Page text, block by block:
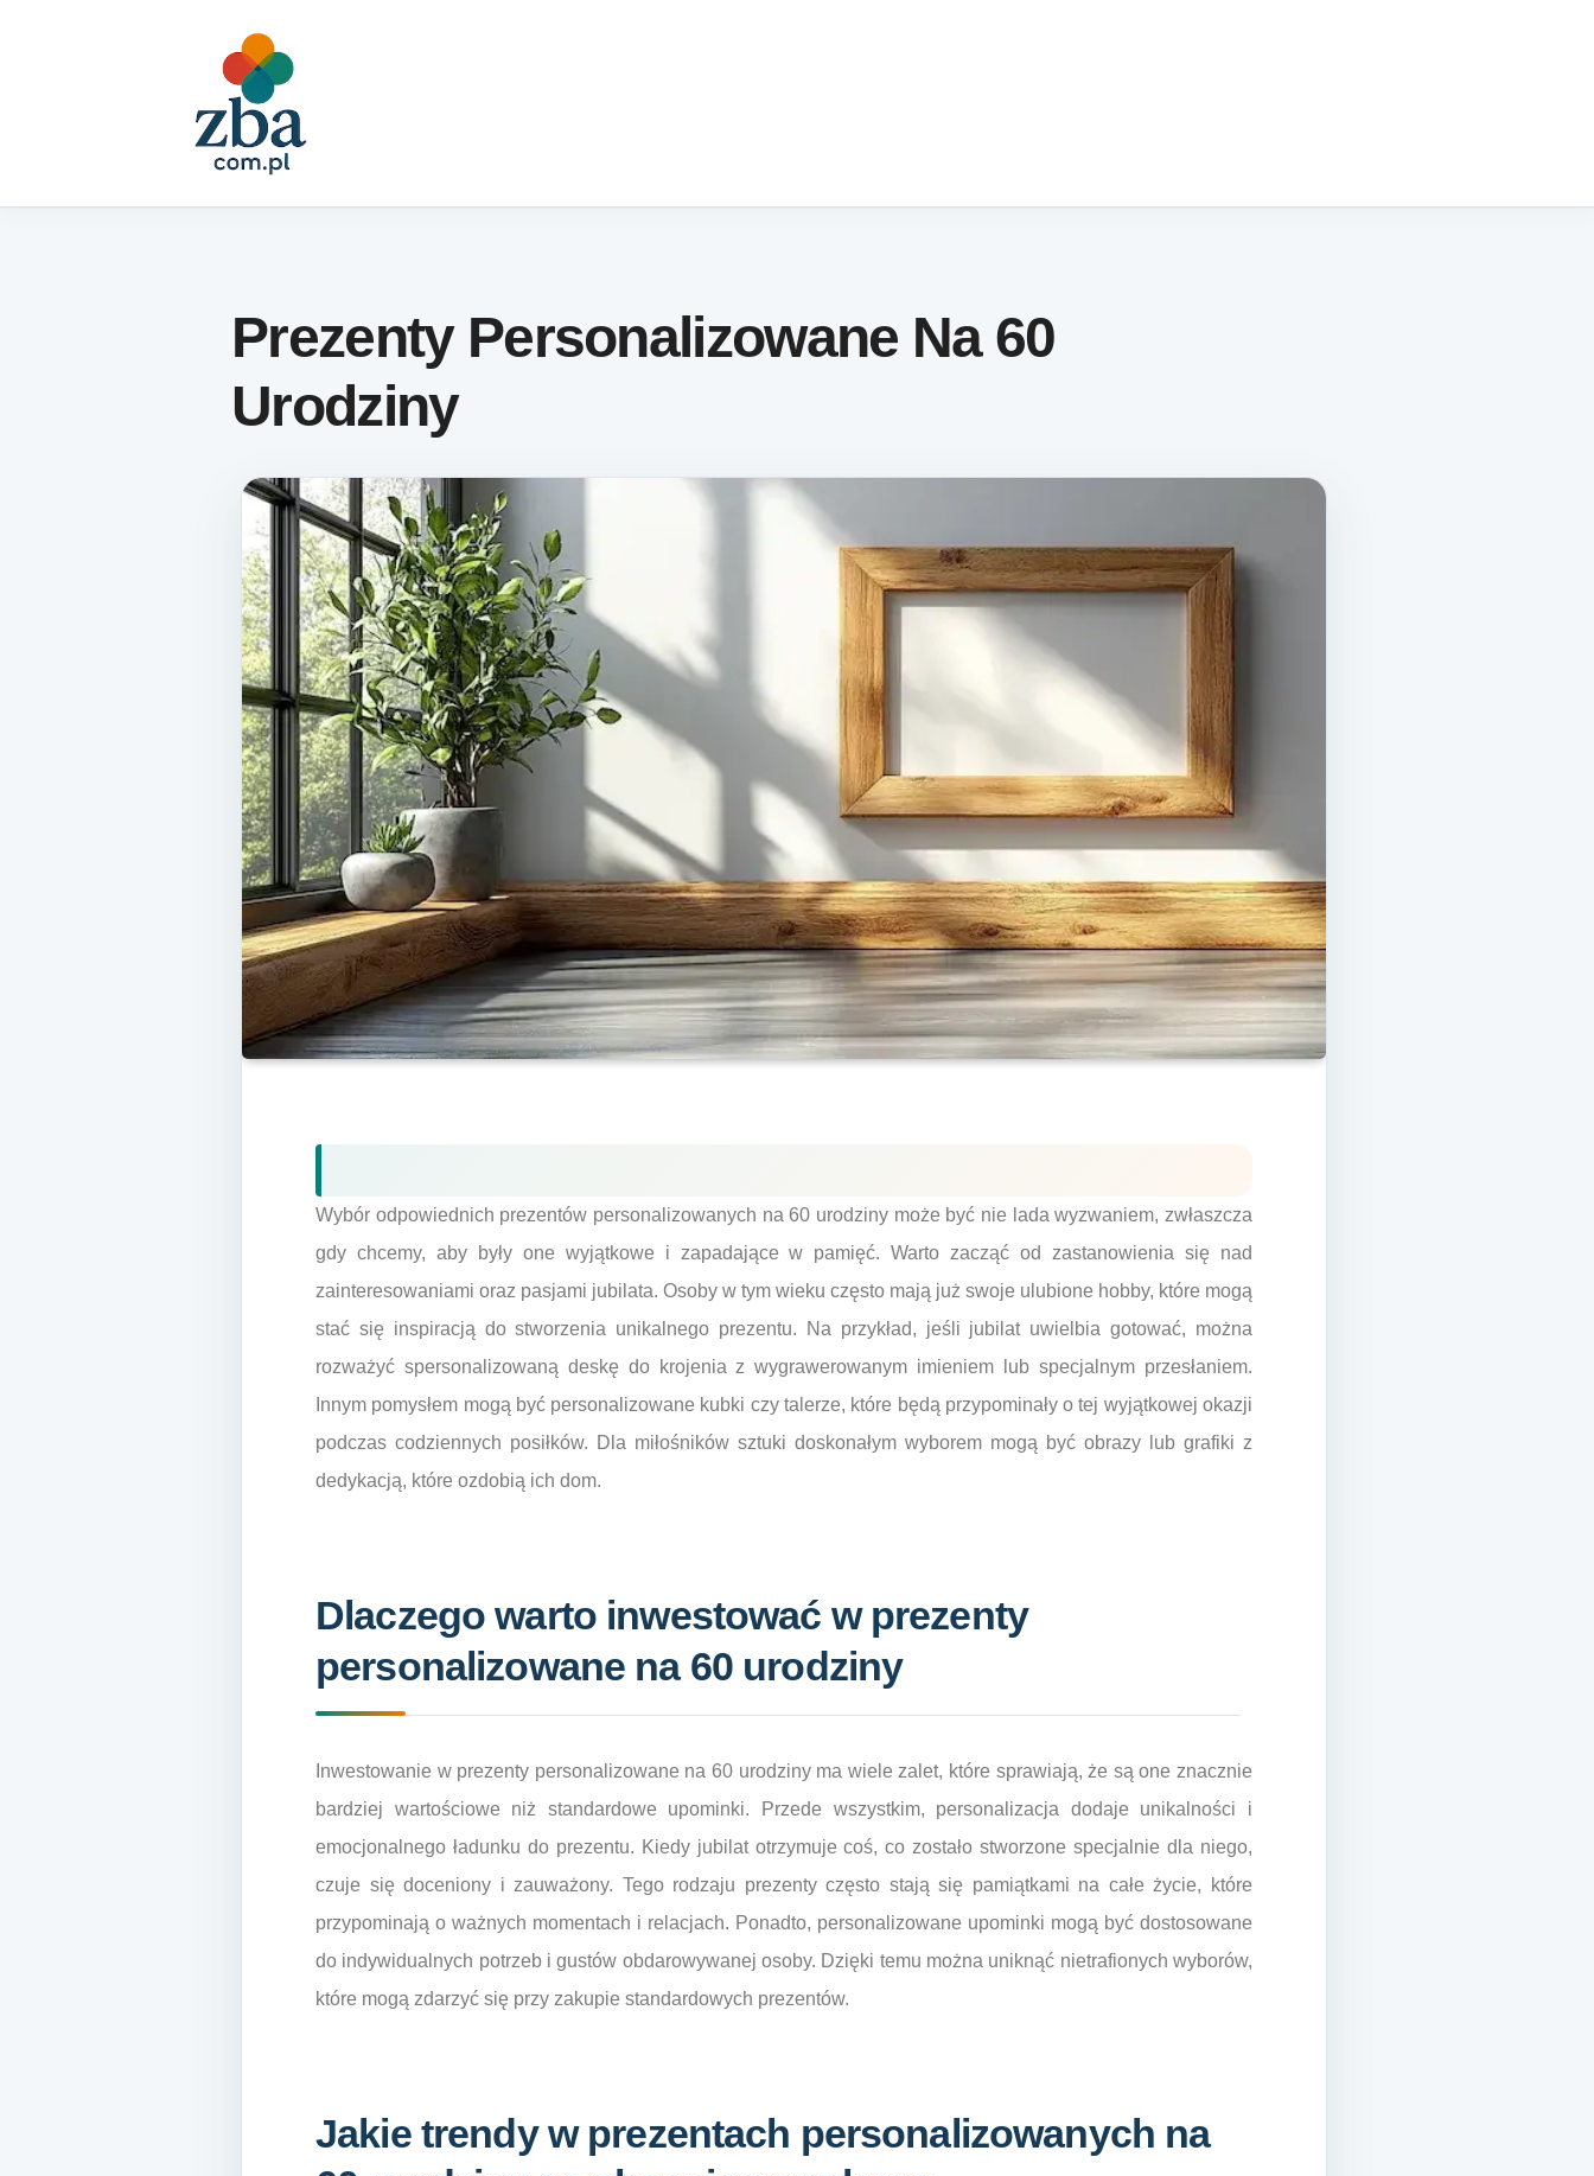
Prezenty Personalizowane Na 60
Urodziny
Wybór odpowiednich prezentów personalizowanych na 60 urodziny może być nie lada wyzwaniem, zwłaszcza
gdy chcemy, aby były one wyjątkowe i zapadające w pamięć. Warto zacząć od zastanowienia się nad
zainteresowaniami oraz pasjami jubilata. Osoby w tym wieku często mają już swoje ulubione hobby, które mogą
stać się inspiracją do stworzenia unikalnego prezentu. Na przykład, jeśli jubilat uwielbia gotować, można
rozważyć spersonalizowaną deskę do krojenia z wygrawerowanym imieniem lub specjalnym przesłaniem.
Innym pomysłem mogą być personalizowane kubki czy talerze, które będą przypominały o tej wyjątkowej okazji
podczas codziennych posiłków. Dla miłośników sztuki doskonałym wyborem mogą być obrazy lub grafiki z
dedykacją, które ozdobią ich dom.
Dlaczego warto inwestować w prezenty
personalizowane na 60 urodziny
Inwestowanie w prezenty personalizowane na 60 urodziny ma wiele zalet, które sprawiają, że są one znacznie
bardziej wartościowe niż standardowe upominki. Przede wszystkim, personalizacja dodaje unikalności i
emocjonalnego ładunku do prezentu. Kiedy jubilat otrzymuje coś, co zostało stworzone specjalnie dla niego,
czuje się doceniony i zauważony. Tego rodzaju prezenty często stają się pamiątkami na całe życie, które
przypominają o ważnych momentach i relacjach. Ponadto, personalizowane upominki mogą być dostosowane
do indywidualnych potrzeb i gustów obdarowywanej osoby. Dzięki temu można uniknąć nietrafionych wyborów,
które mogą zdarzyć się przy zakupie standardowych prezentów.
Jakie trendy w prezentach personalizowanych na